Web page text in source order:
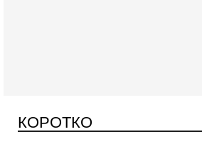
КОРОТКО
поворот: еврейский кандидат — на
списке одной из арабских партий.